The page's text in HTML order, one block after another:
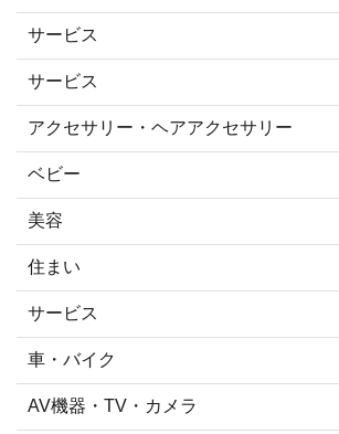
サービス
サービス
アクセサリー・ヘアアクセサリー
ベビー
美容
住まい
サービス
車・バイク
AV機器・TV・カメラ